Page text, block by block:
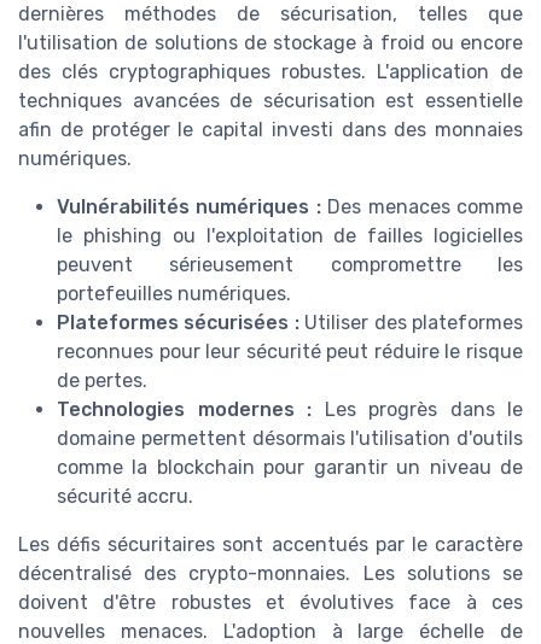
dernières méthodes de sécurisation, telles que
l'utilisation de solutions de stockage à froid ou encore
des clés cryptographiques robustes. L'application de
techniques avancées de sécurisation est essentielle
afin de protéger le capital investi dans des monnaies
numériques.
Vulnérabilités numériques :Des menaces comme
le phishing ou l'exploitation de failles logicielles
peuvent sérieusement compromettre les
portefeuilles numériques.
Plateformes sécurisées :Utiliser des plateformes
reconnues pour leur sécurité peut réduire le risque
de pertes.
Technologies modernes : Les progrès dans le
domaine permettent désormais l'utilisation d'outils
comme la blockchain pour garantir un niveau de
sécurité accru.
Les défis sécuritaires sont accentués par le caractère
décentralisé des crypto-monnaies. Les solutions se
doivent d'être robustes et évolutives face à ces
nouvelles menaces. L'adoption à large échelle de